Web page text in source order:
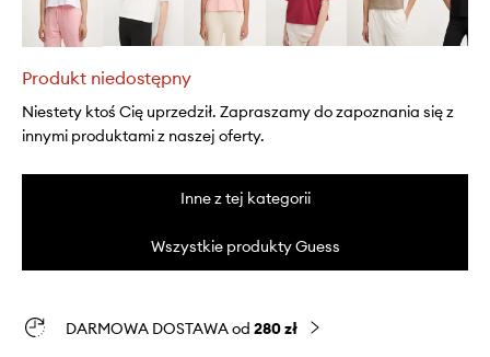
Produkt niedostępny
Niestety ktoś Cię uprzedził. Zapraszamy do zapoznania się z
innymi produktami z naszej oferty.
Inne z tej kategorii
Wszystkie produkty Guess
DARMOWA DOSTAWA od 280 zł